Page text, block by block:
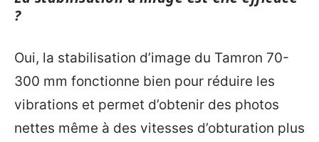
?
Oui, la stabilisation d’image du Tamron 70-
300 mm fonctionne bien pour réduire les
vibrations et permet d’obtenir des photos
nettes même à des vitesses d’obturation plus